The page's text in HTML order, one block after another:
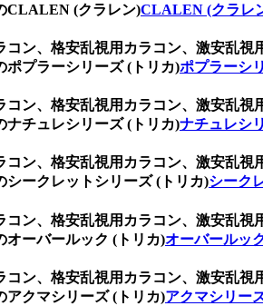
CLALEN (クラレン)CLALEN (クラレ
ン、格安乱視用カラコン、激安乱視
プラーシリーズ (トリカ)ポプラーシ
ン、格安乱視用カラコン、激安乱視
チュレシリーズ (トリカ)ナチュレシ
ン、格安乱視用カラコン、激安乱視
ークレットシリーズ (トリカ)シーク
ン、格安乱視用カラコン、激安乱視
オーバールック (トリカ)オーバールッ
ン、格安乱視用カラコン、激安乱視
アクマシリーズ (トリカ)アクマシリー